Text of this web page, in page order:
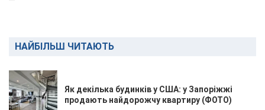
НАЙБІЛЬШ ЧИТАЮТЬ
Як декілька будинків у США: у Запоріжжі
продають найдорожчу квартиру (ФОТО)